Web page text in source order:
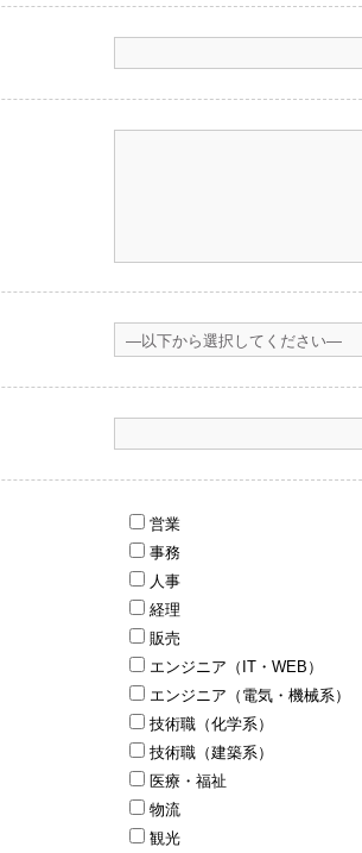
営業
事務
人事
経理
販売
エンジニア（IT・WEB）
エンジニア（電気・機械系）
技術職（化学系）
技術職（建築系）
医療・福祉
物流
観光